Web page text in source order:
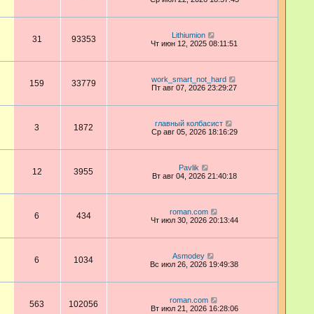
31 93353
Lithiumion
Чт июн 12, 2025 08:11:51
159 33779
work_smart_not_hard
Пт авг 07, 2026 23:29:27
3 1872
главный колбасист
Ср авг 05, 2026 18:16:29
12 3955
Pavlik
Вт авг 04, 2026 21:40:18
6 434
roman.com
Чт июл 30, 2026 20:13:44
6 1034
Asmodey
Вс июл 26, 2026 19:49:38
563 102056
roman.com
Вт июл 21, 2026 16:28:06